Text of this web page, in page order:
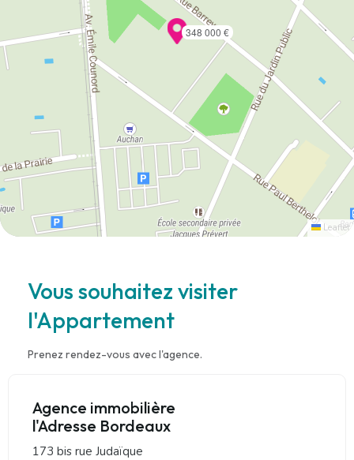
348 000 €
Leaflet
Vous souhaitez visiter
l'Appartement
Prenez rendez-vous avec l'agence.
Agence immobilière
l'Adresse Bordeaux
173 bis rue Judaïque